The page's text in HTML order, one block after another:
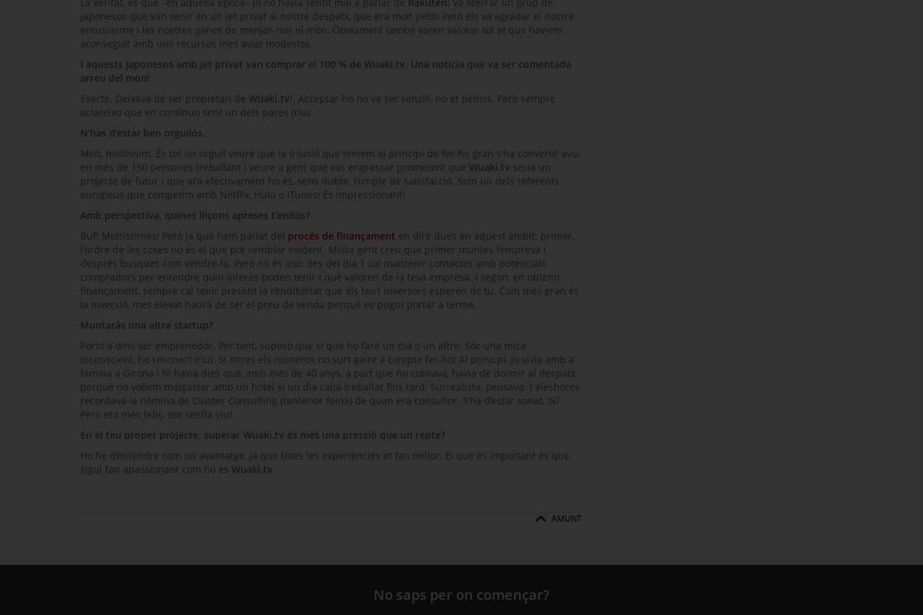
japonesos que van venir en un jet privat al nostre despatx, que era molt petit! Però els va agradar el nostre
entusiasme i les nostres ganes de menjar-nos el món. Òbviament també varen valorar tot el que havíem
aconseguit amb uns recursos mes aviat modestos.
I aquests japonesos amb jet privat van comprar el 100 % de Wuaki.tv. Una notícia que va ser comentada
arreu del món!
Exacte. Deixava de ser propietari de Wuaki.tv!. Acceptar-ho no va ser senzill, no et pensis. Però sempre
aclareixo que en continuo sent un dels pares (riu).
N’has d’estar ben orgullós.
Molt, moltíssim. És tot un orgull veure que la il·lusió que teníem al principi de fer-ho gran s'ha convertit avui
en més de 150 persones treballant i veure a gent que vas engrescar prometent que Wuaki.tv seria un
projecte de futur i que ara efectivament ho és, sens dubte, t’omple de satisfacció. Som un dels referents
europeus que competim amb Netflix, Hulu o iTunes! És impressionant!
Amb perspectiva, quines lliçons apreses t’endús?
Buf! Moltíssimes! Però ja que hem parlat del procés de finançament en diré dues en aquest àmbit: primer,
l'ordre de les coses no és el que pot semblar evident. Molta gent creu que primer muntes l’empresa i
després busques com vendre-la. Però no és així: des del dia 1 cal mantenir contactes amb potencials
compradors per entendre quin interès poden tenir i què valoren de la teva empresa. I segon, en obtenir
finançament, sempre cal tenir present la rendibilitat que els teus inversors esperen de tu. Com més gran és
la inversió, mes elevat haurà de ser el preu de venda perquè es pugui portar a terme.
Muntaràs una altra startup?
Porto a dins ser emprenedor. Per tant, suposo que sí que ho faré un dia o un altre. Sóc una mica
inconscient, ho reconec! (riu). Si mires els números no surt gaire a compte fer-ho! Al principi, jo vivia amb a
família a Girona i hi havia dies que, amb més de 40 anys, a part que no cobrava, havia de dormir al despatx
perquè no volíem malgastar amb un hotel si un dia calia treballar fins tard. Surrealista, pensava. I aleshores
recordava la nòmina de Cluster Consulting (l’anterior feina) de quan era consultor. S’ha d’estar sonat, oi?
Però era més feliç, em sentia viu!
En el teu proper projecte, superar Wuaki.tv és més una pressió que un repte?
Ho he d’entendre com un avantatge, ja que totes les experiències et fan millor. El que és important és que
sigui tan apassionant com ho és Wuaki.tv
AMUNT
No saps per on començar?